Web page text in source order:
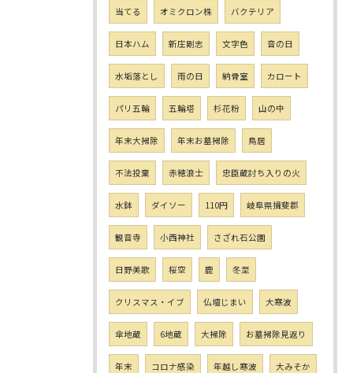
当てる オミクロン株 バクテリア
日本ハム 新庄剛志 文字色 音の日
水垢落とし 雨の日 納骨室 カロート
パリ五輪 五輪塔 杉花粉 山の中
年末大掃除 年末お墓掃除 鳥居
不法投棄 赤穂浪士 忠臣蔵討ち入りの火
水鉢 ダイソー 110円 岐阜県揖斐郡
観音寺 小西神社 さざれ石公園
日野美歌 桜空 鹿 冬至
クリスマス・イブ 仏壇じまい 大寒波
傘地蔵 6地蔵 大掃除 お墓掃除見返り
年末 コロナ感染 年越し寒波 大みそか